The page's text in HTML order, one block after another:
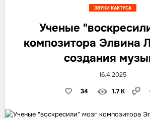
Ученые
композитора Элвина
создания
16.4.2025
34 1.7 K
ЗВУКИ КАКТУСА